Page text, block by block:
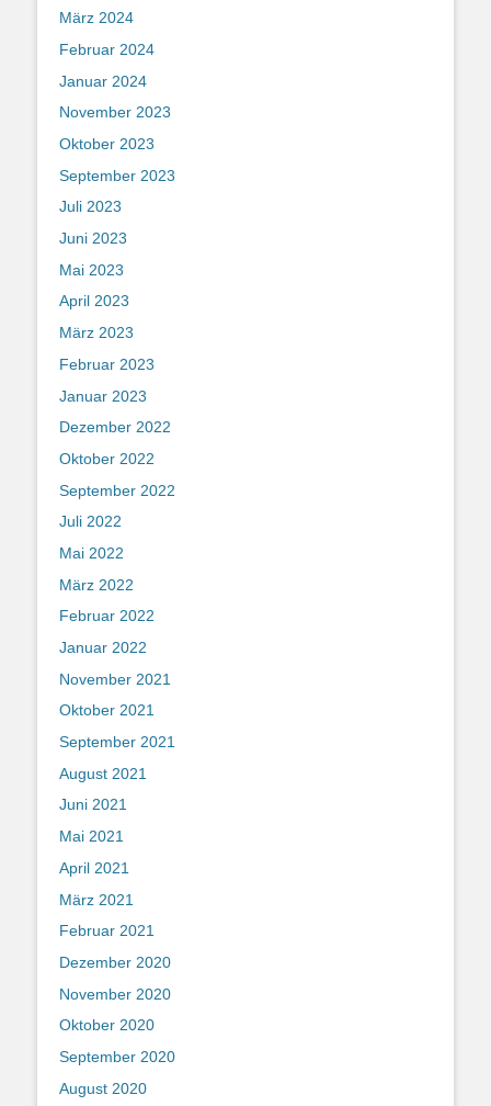
März 2024
Februar 2024
Januar 2024
November 2023
Oktober 2023
September 2023
Juli 2023
Juni 2023
Mai 2023
April 2023
März 2023
Februar 2023
Januar 2023
Dezember 2022
Oktober 2022
September 2022
Juli 2022
Mai 2022
März 2022
Februar 2022
Januar 2022
November 2021
Oktober 2021
September 2021
August 2021
Juni 2021
Mai 2021
April 2021
März 2021
Februar 2021
Dezember 2020
November 2020
Oktober 2020
September 2020
August 2020